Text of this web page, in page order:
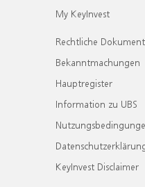
My KeyInvest
Rechtliche
Bekanntmachungen
Hauptregister
Information zu UBS
KeyInvest Disclaimer